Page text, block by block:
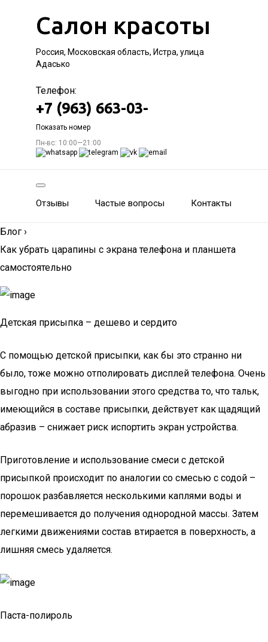
Салон красоты
Россия, Московская область, Истра, улица
Адасько
Телефон:
+7 (963) 663-03-
Показать номер
Пн-вс: 10:00—21:00
Отзывы Частые вопросы Контакты
Блог ›
Как убрать царапины с экрана телефона и планшета
самостоятельно
Детская присыпка – дешево и сердито
С помощью детской присыпки, как бы это странно ни
было, тоже можно отполировать дисплей телефона. Очень
выгодно при использовании этого средства то, что тальк,
имеющийся в составе присыпки, действует как щадящий
абразив – снижает риск испортить экран устройства.
Приготовление и использование смеси с детской
присыпкой происходит по аналогии со смесью с содой –
порошок разбавляется несколькими каплями воды и
перемешивается до получения однородной массы. Затем
легкими движениями состав втирается в поверхность, а
лишняя смесь удаляется.
Паста-полироль